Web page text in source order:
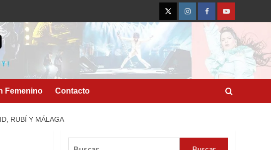
TwitterInstagramFacebookYouTube
Femenino Contacto
RUBÍ Y MÁLAGA